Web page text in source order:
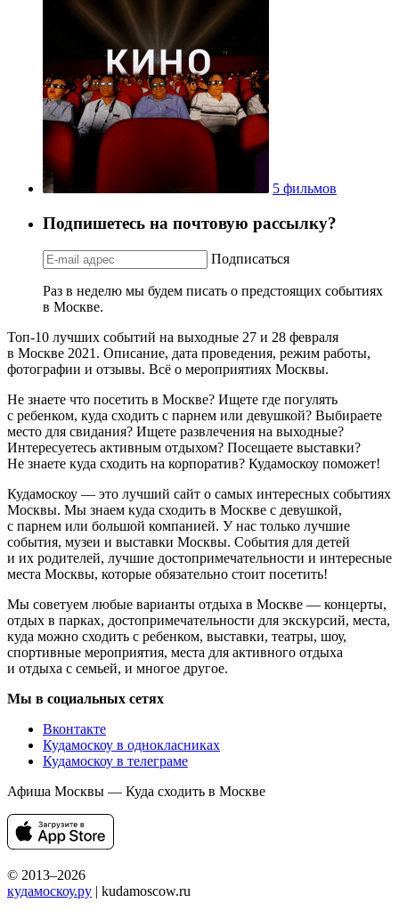
5 фильмов
Подпишетесь на почтовую рассылку?
Подписаться
Раз в неделю мы будем писать о предстоящих событиях
в Москве.
Топ-10 лучших событий на выходные 27 и 28 февраля
в Москве 2021. Описание, дата проведения, режим работы,
фотографии и отзывы. Всё о мероприятиях Москвы.
Не знаете что посетить в Москве? Ищете где погулять
с ребенком, куда сходить с парнем или девушкой? Выбираете
место для свидания? Ищете развлечения на выходные?
Интересуетесь активным отдыхом? Посещаете выставки?
Не знаете куда сходить на корпоратив? Кудамоскоу поможет!
Кудамоскоу — это лучший сайт о самых интересных событиях
Москвы. Мы знаем куда сходить в Москве с девушкой,
с парнем или большой компанией. У нас только лучшие
события, музеи и выставки Москвы. События для детей
и их родителей, лучшие достопримечательности и интересные
места Москвы, которые обязательно стоит посетить!
Мы советуем любые варианты отдыха в Москве — концерты,
отдых в парках, достопримечательности для экскурсий, места,
куда можно сходить с ребенком, выставки, театры, шоу,
спортивные мероприятия, места для активного отдыха
и отдыха с семьей, и многое другое.
Мы в социальных сетях
Вконтакте
Кудамоскоу в однокласниках
Кудамоскоу в телеграме
Афиша Москвы — Куда сходить в Москве
© 2013–2026
кудамоскоу.ру | kudamoscow.ru